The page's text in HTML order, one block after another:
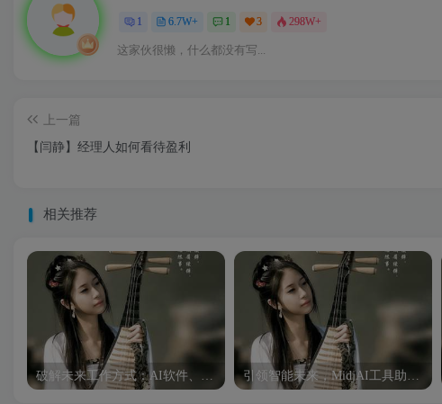
1 6.7W+ 1 3 298W+
这家伙很懒，什么都没有写...
上一篇
【闫静】经理人如何看待盈利
相关推荐
破解未来工作方式：AI软件、AI工具与AI插件的无限潜能 引领智能未来，MidjAI工具助力企业数字化转型